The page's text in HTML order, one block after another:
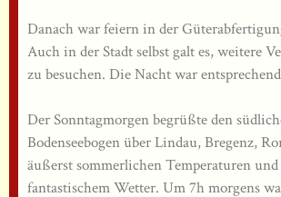
Danach war feiern in der
Auch in der Stadt selbst galt es, weitere
zu besuchen. Die Nacht war
Der Sonntagmorgen begrüßte den
Bodenseebogen über Lindau, Bregenz,
äußerst sommerlichen Temperaturen
fantastischem Wetter. Um 7h morgens